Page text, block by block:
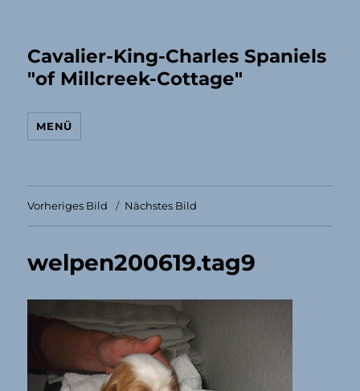
Cavalier-King-Charles Spaniels
"of Millcreek-Cottage"
MENÜ
Vorheriges Bild Nächstes Bild
welpen200619.tag9